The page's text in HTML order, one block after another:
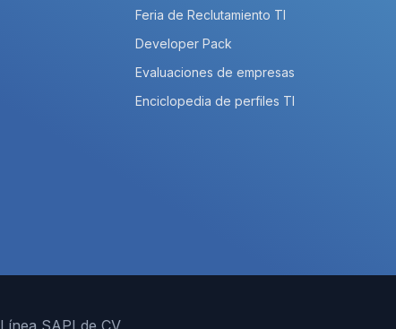
Feria de Reclutamiento TI
Developer Pack
Evaluaciones de empresas
Enciclopedia de perfiles TI
SAPI de CV